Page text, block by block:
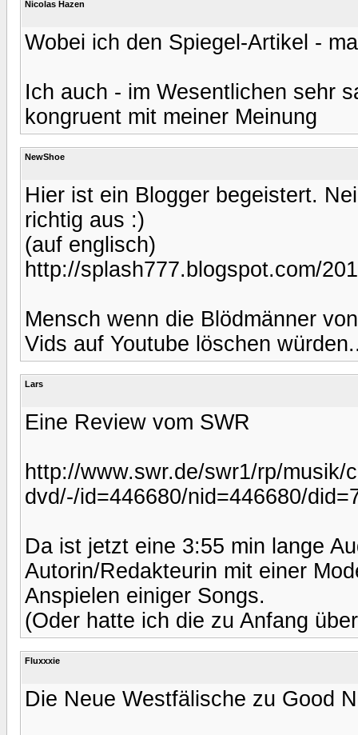
Nicolas Hazen
Wobei ich den Spiegel-Artikel -
Ich auch - im Wesentlichen sehr
kongruent mit meiner Meinung
NewShoe
Hier ist ein Blogger begeistert.
richtig aus :)
(auf englisch)
http://splash777.blogspot.com/
Mensch wenn die Blödmänner
Vids auf Youtube löschen
Lars
Eine Review vom SWR
http://www.swr.de/swr1/rp/musik/
dvd/-/id=446680/nid=446680/
Da ist jetzt eine 3:55 min lange
Autorin/Redakteurin mit einer
Anspielen einiger Songs.
(Oder hatte ich die zu Anfang
Fluxxxie
Die Neue Westfälische zu Good